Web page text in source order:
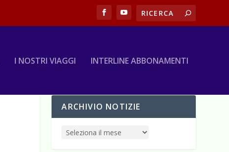
I NOSTRI VIAGGI INTERLINE ABBONAMENTI
ARCHIVIO NOTIZIE